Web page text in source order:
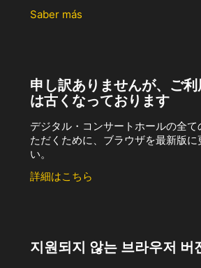
Saber más
申し訳ありませんが、ご
は古くなっております
デジタル・コンサートホールの全
ただくために、ブラウザを最新版に
い。
詳細はこちら
지원되지 않는 브라우저 버